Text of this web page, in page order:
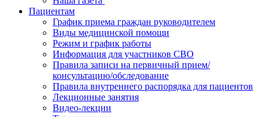
Пациентам
График приема граждан руководителем
Виды медицинской помощи
Режим и график работы
Информация для участников СВО
Правила записи на первичный прием/
консультацию/обследование
Правила внутреннего распорядка для пациентов
Лекционные занятия
Видео-лекции